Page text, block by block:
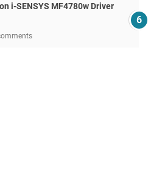
i-SENSYS MF4780w Driver